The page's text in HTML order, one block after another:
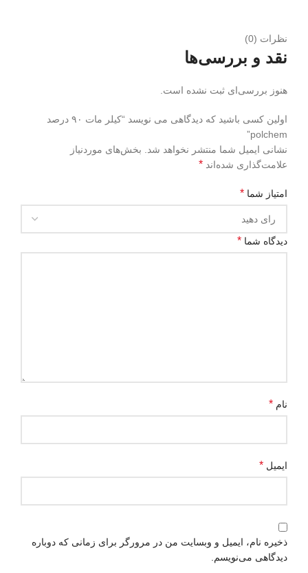
نظرات (0)
نقد و بررسی‌ها
هنوز بررسی‌ای ثبت نشده است.
اولین کسی باشید که دیدگاهی می نویسد “کیلر مات ۹۰ درصد
polchem”
نشانی ایمیل شما منتشر نخواهد شد.
بخش‌های موردنیاز
علامت‌گذاری شده‌اند *
امتیاز شما *
دیدگاه شما *
نام *
ایمیل *
ذخیره نام، ایمیل و وبسایت من در مرورگر برای زمانی که دوباره
دیدگاهی می‌نویسم.